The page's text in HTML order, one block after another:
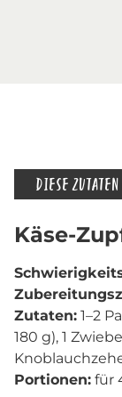
DIESE
Käse-
Zutaten: 1–2
180 g), 1
Portionen: für